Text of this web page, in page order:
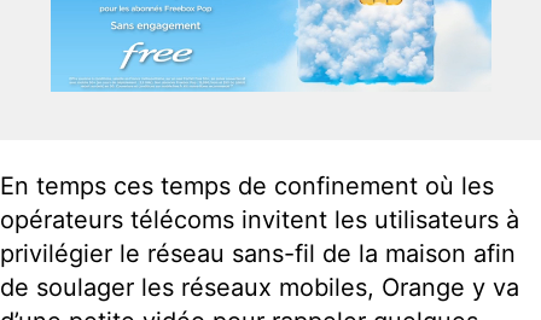
En temps ces temps de confinement où les
opérateurs télécoms invitent les utilisateurs à
privilégier le réseau sans-fil de la maison afin
de soulager les réseaux mobiles, Orange y va